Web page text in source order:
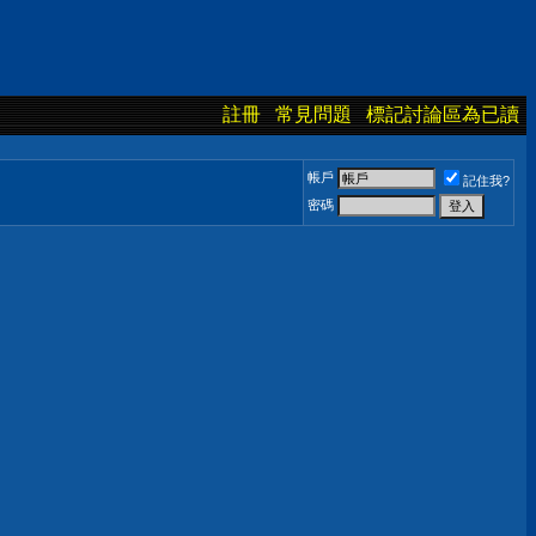
註冊 常見問題 標記討論區為已讀
帳戶
記住我?
密碼